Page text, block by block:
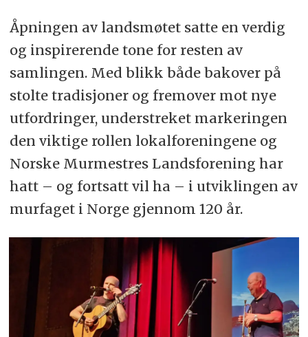
Åpningen av landsmøtet satte en verdig
og inspirerende tone for resten av
samlingen. Med blikk både bakover på
stolte tradisjoner og fremover mot nye
utfordringer, understreket markeringen
den viktige rollen lokalforeningene og
Norske Murmestres Landsforening har
hatt – og fortsatt vil ha – i utviklingen av
murfaget i Norge gjennom 120 år.